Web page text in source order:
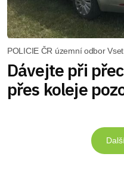
POLICIE ČR územní odbor
Dávejte při
přes koleje